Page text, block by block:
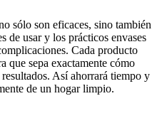
sólo son eficaces, sino también
de usar y los prácticos envases
Cada producto
que sepa exactamente cómo
Así ahorrará tiempo y
de un hogar limpio.